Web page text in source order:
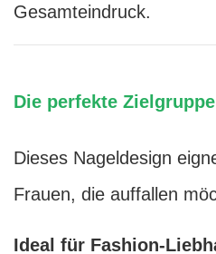
Gesamteindruck.
Die perfekte
Dieses Nageldesign
Frauen, die auffallen
Ideal für Fashion-